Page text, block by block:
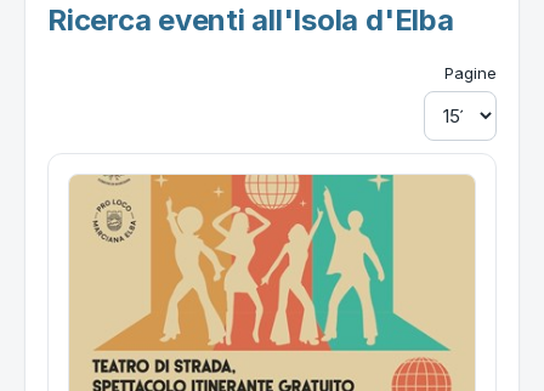
Ricerca eventi all'Isola d'Elba
Pagine